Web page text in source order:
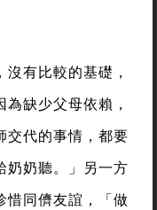
沒有比較的基礎，
缺少父母依賴，
交代的事情，都要
奶奶聽。」另一方
惜同儕友誼，「做